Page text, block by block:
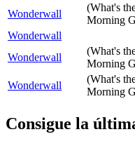
Wonderwall
(What's
Morning
Wonderwall
Wonderwall
(What's
Morning
Wonderwall
(What's
Morning
Consigue la